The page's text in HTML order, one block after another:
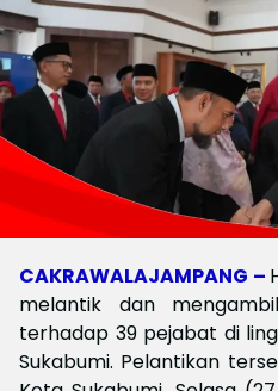
CAKRAWALAJAMPANG –
melantik dan
terhadap 39 pejabat di
Sukabumi. Pelantikan